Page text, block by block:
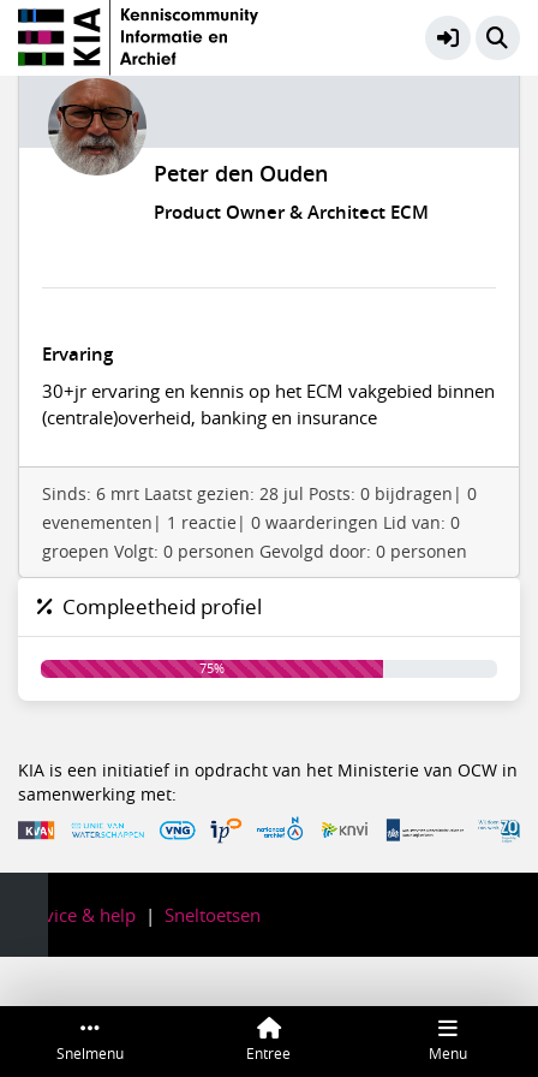
Snelmenu Entree Menu
Peter den Ouden
Product Owner & Architect ECM
Ervaring
30+jr ervaring en kennis op het ECM vakgebied binnen
(centrale)overheid, banking en insurance
Sinds: 6 mrt Laatst gezien: 28 jul Posts: 0 bijdragen| 0
evenementen| 1 reactie| 0 waarderingen Lid van: 0
groepen Volgt: 0 personen Gevolgd door: 0 personen
Compleetheid profiel
75%
KIA is een initiatief in opdracht van het Ministerie van OCW in
samenwerking met:
Service & help Sneltoetsen